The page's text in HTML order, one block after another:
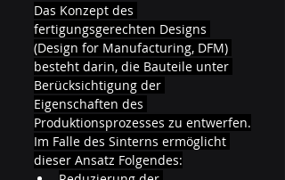
Das Konzept des
fertigungsgerechten Designs
(Design for Manufacturing, DFM)
besteht darin, die Bauteile unter
Berücksichtigung der
Eigenschaften des
Produktionsprozesses zu entwerfen.
Im Falle des Sinterns ermöglicht
dieser Ansatz Folgendes: